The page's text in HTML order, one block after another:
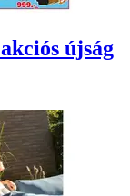
akciós újság